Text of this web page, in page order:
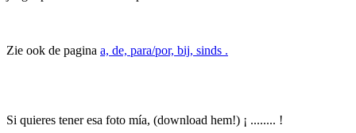
Zie ook de pagina a, de, para/por, bij, sinds .
Si quieres tener esa foto mía, (download hem!) ¡ ........ !